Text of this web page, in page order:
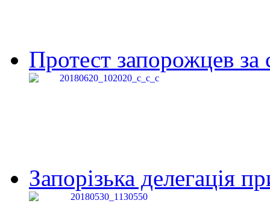
Протест запорожцев за
Запорізька делегація